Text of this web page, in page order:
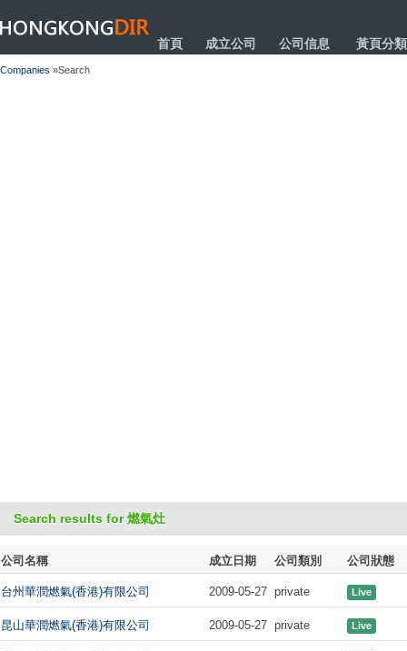
HONGKONGDIR
首頁 成立公司 公司信息 黃頁分類
Companies »Search
Search results for 燃氣灶
公司名稱 成立日期 公司類別 公司狀態
台州華潤燃氣(香港)有限公司 2009-05-27 private Live
昆山華潤燃氣(香港)有限公司 2009-05-27 private Live